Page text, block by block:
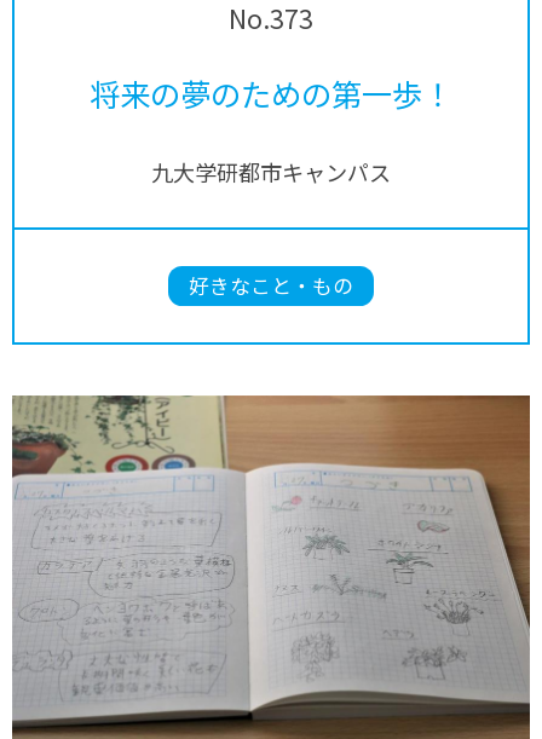
No.373
将来の夢のための第一歩！
九大学研都市キャンパス
好きなこと・もの